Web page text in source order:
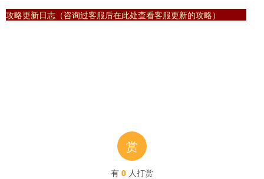
攻略更新日志（咨询过客服后在此处查看客服更新的攻略）
赏
有 0 人打赏